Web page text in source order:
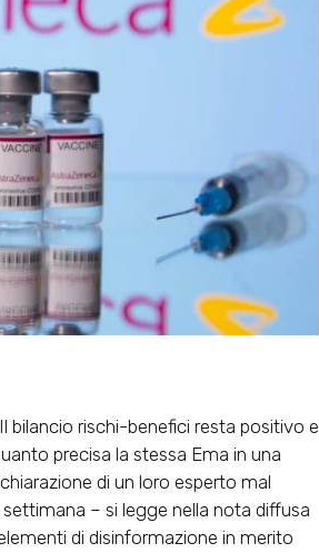
bilancio rischi-benefici resta positivo e
precisa la stessa Ema in una
di un loro esperto mal
– si legge nella nota diffusa
di disinformazione in merito